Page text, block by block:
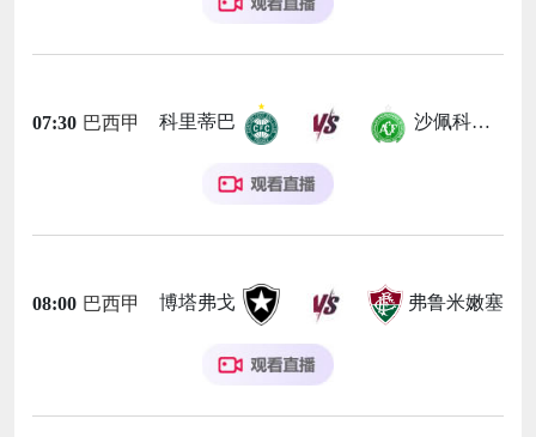
07:30 巴西甲 科里蒂巴 沙佩科恩斯
08:00 巴西甲 博塔弗戈 弗鲁米嫩塞